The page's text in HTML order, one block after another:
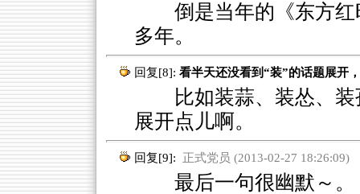
倒是当年的《东方
多年。
回复[8]: 看半天还没看到“装”的话题展开，
比如装蒜、装怂、装
展开点儿啊。
回复[9]: 正式党员 (2013-02-27 18:26:09)
最后一句很幽默～。